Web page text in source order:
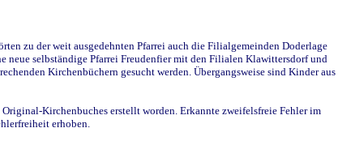
zu der weit ausgedehnten Pfarrei auch die Filialgemeinden Doderlage
selbständige Pfarrei Freudenfier mit den Filialen Klawittersdorf und
Kirchenbüchern gesucht werden. Übergangsweise sind Kinder aus
Kirchenbuches erstellt worden. Erkannte zweifelsfreie Fehler im
erhoben.